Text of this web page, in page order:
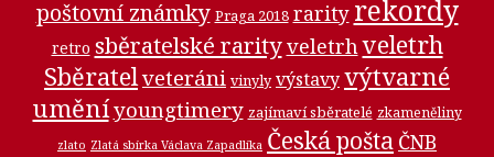
poštovní známky Praga 2018 rarity rekordy
retro sběratelské rarityveletrhveletrh
Sběratelveteráni vinyly výstavyvýtvarné
uměníyoungtimery zajímaví sběratelé zkameněliny
zlato Zlatá sbírka Václava Zapadlíka Česká pošta ČNB